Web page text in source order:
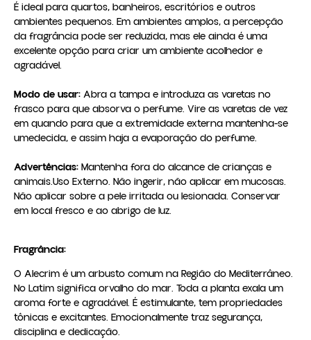
É ideal para quartos, banheiros, escritórios e outros
ambientes pequenos. Em ambientes amplos, a percepção
da fragrância pode ser reduzida, mas ele ainda é uma
excelente opção para criar um ambiente acolhedor e
agradável.
Modo de usar: Abra a tampa e introduza as varetas no
frasco para que absorva o perfume. Vire as varetas de vez
em quando para que a extremidade externa mantenha-se
umedecida, e assim haja a evaporação do perfume.
Advertências: Mantenha fora do alcance de crianças e
animais.Uso Externo. Não ingerir, não aplicar em mucosas.
Não aplicar sobre a pele irritada ou lesionada. Conservar
em local fresco e ao abrigo de luz.
Fragrância:
O Alecrim é um arbusto comum na Região do Mediterrâneo.
No Latim significa orvalho do mar. Toda a planta exala um
aroma forte e agradável. É estimulante, tem propriedades
tônicas e excitantes. Emocionalmente traz segurança,
disciplina e dedicação.